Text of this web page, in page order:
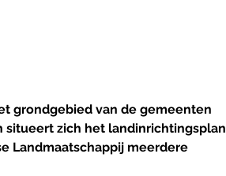
grondgebied van de gemeenten
situeert zich het landinrichtingsplan
Landmaatschappij meerdere